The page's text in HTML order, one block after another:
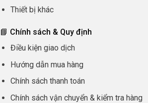
Thiết bị khác
📘 Chính sách & Quy định
Điều kiện giao dịch
Hướng dẫn mua hàng
Chính sách thanh toán
Chính sách vận chuyển & kiểm tra hàng